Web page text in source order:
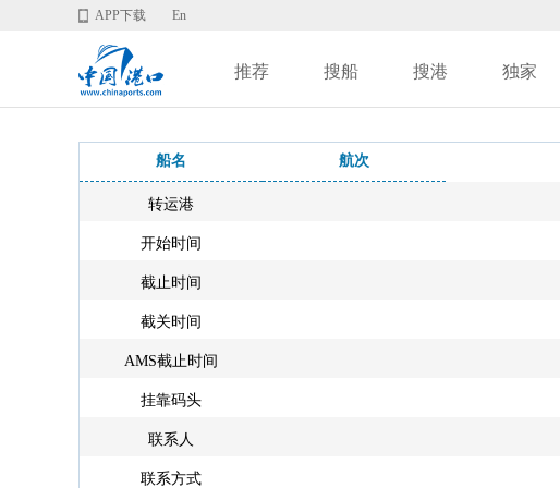
APP下载 En
推荐 搜船 搜港 独家
船名 航次
转运港
开始时间
截止时间
截关时间
AMS截止时间
挂靠码头
联系人
联系方式